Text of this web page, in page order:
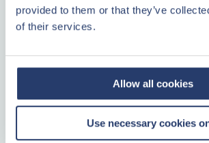
provided to them or that they’ve
of their services.
Allow all cookies
Use necessary cookies
Kontakt
sprechen möchten, können Sie 7 Tage die
0221 967 590 15. Wir
weiter!